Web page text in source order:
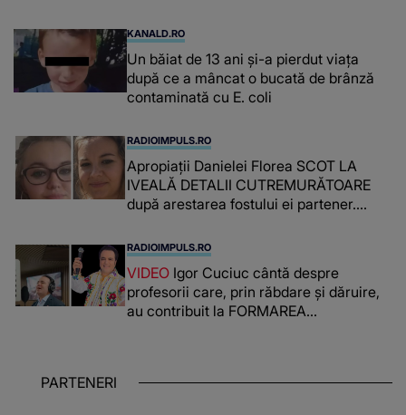
KANALD.RO
Un băiat de 13 ani și-a pierdut viața
după ce a mâncat o bucată de brânză
contaminată cu E. coli
RADIOIMPULS.RO
Apropiații Danielei Florea SCOT LA
IVEALĂ DETALII CUTREMURĂTOARE
după arestarea fostului ei partener.
românca ucisă în Italia și ascunsă în
lada unui pat: " Îmi pare rău că nu am
reușit să fac mai mult pentru ea și..."
RADIOIMPULS.RO
VIDEO Igor Cuciuc cântă despre
profesorii care, prin răbdare și dăruire,
au contribuit la FORMAREA
chiar și după trecerea anilor: "De
PARTENERI